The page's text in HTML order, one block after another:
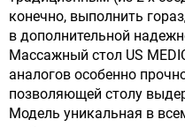
конечно, выполнить
в дополнительной
Массажный стол US
аналогов особенно
позволяющей столу
Модель уникальная в